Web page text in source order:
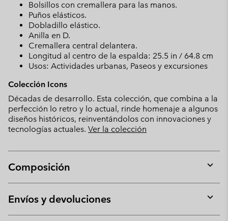
Bolsillos con cremallera para las manos.
Puños elásticos.
Dobladillo elástico.
Anilla en D.
Cremallera central delantera.
Longitud al centro de la espalda: 25.5 in / 64.8 cm
Usos: Actividades urbanas, Paseos y excursiones
Colección Icons
Décadas de desarrollo. Esta colección, que combina a la
perfección lo retro y lo actual, rinde homenaje a algunos
diseños históricos, reinventándolos con innovaciones y
tecnologías actuales. Ver la colección
Composición
or
Envíos y devoluciones
or